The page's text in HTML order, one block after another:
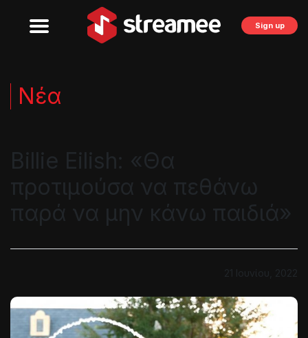
Sign up
Νέα
Billie Eilish: «Θα
προτιμούσα να πεθάνω
παρά να μην κάνω παιδιά»
21 Ιουνίου, 2022